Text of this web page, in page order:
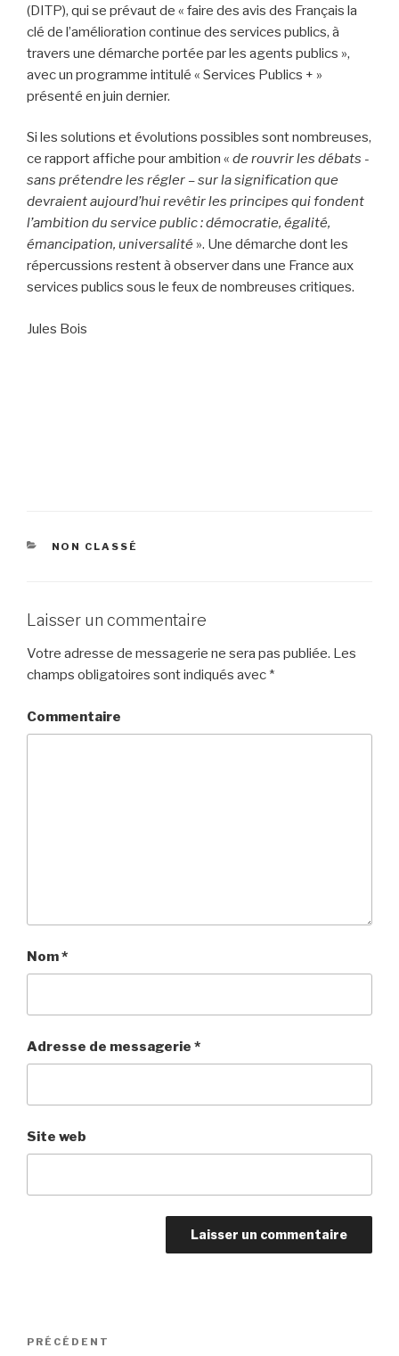
(DITP), qui se prévaut de « faire des avis des Français la
clé de l’amélioration continue des services publics, à
travers une démarche portée par les agents publics »,
avec un programme intitulé « Services Publics + »
présenté en juin dernier.
Si les solutions et évolutions possibles sont nombreuses,
ce rapport affiche pour ambition « de rouvrir les débats -
sans prétendre les régler – sur la signification que
devraient aujourd’hui revêtir les principes qui fondent
l’ambition du service public : démocratie, égalité,
émancipation, universalité ». Une démarche dont les
répercussions restent à observer dans une France aux
services publics sous le feux de nombreuses critiques.
Jules Bois
CATÉGORIES
NON CLASSÉ
Laisser un commentaire
Votre adresse de messagerie ne sera pas publiée. Les
champs obligatoires sont indiqués avec *
Commentaire
Nom*
Adresse de messagerie *
Site web
Navigation
Article
PRÉCÉDENT